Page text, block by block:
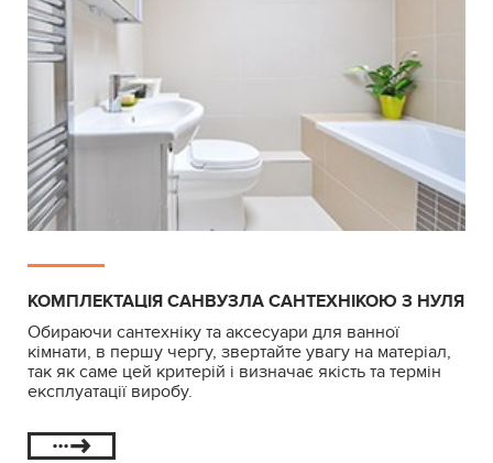
КОМПЛЕКТАЦІЯ САНВУЗЛА САНТЕХНІКОЮ З НУЛЯ
Обираючи сантехніку та аксесуари для ванної
кімнати, в першу чергу, звертайте увагу на матеріал,
так як саме цей критерій і визначає якість та термін
експлуатації виробу.